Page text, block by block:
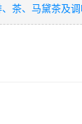
茶、马黛茶及